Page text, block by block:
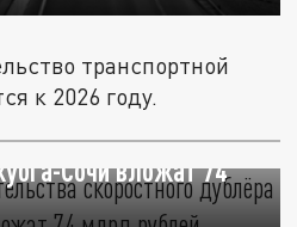
транспортной
к 2026 году.
скоростного
Сочи вложат 74